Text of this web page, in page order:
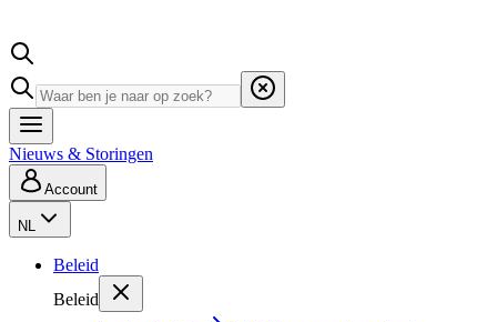
Nieuws & Storingen
Account
NL
Beleid
Beleid